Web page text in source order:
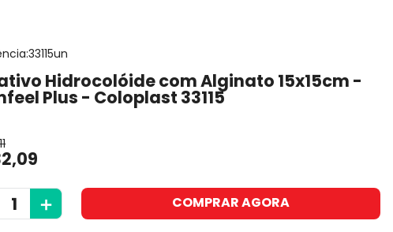
:33115un
Hidrocolóide com Alginato 15x15cm -
Plus - Coloplast 33115
11
,09
＋
COMPRAR AGORA